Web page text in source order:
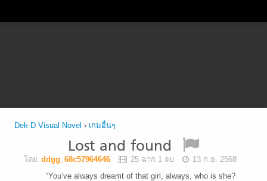
Dek-D Visual Novel › เกมอื่นๆ
Lost and found
โดย ddgg_68c57964646 25 ฉาก 1 จบ
13 ก.ย. 2568
“You’ve always dreamt of that girl, always, who is she?